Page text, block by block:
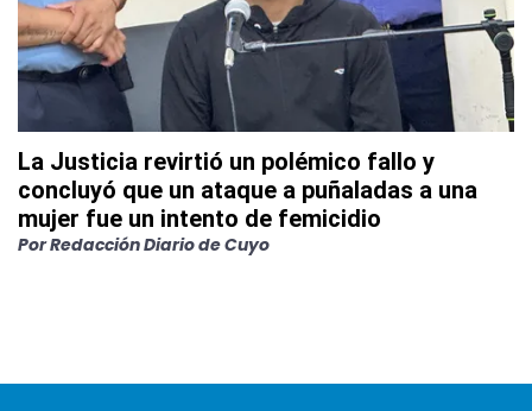
La Justicia revirtió un polémico fallo y
concluyó que un ataque a puñaladas a una
mujer fue un intento de femicidio
PorRedacción Diario de Cuyo